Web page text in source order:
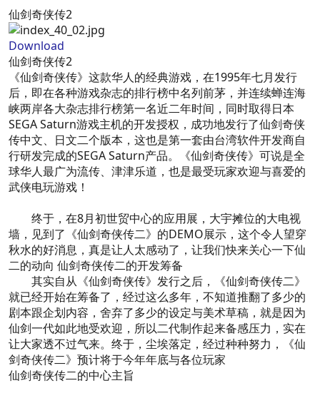
仙剑奇侠传2
Download
仙剑奇侠传2
《仙剑奇侠传》这款华人的经典游戏，在1995年七月发行
后，即在各种游戏杂志的排行榜中名列前茅，并连续蝉连海
峡两岸各大杂志排行榜第一名近二年时间，同时取得日本
SEGA Saturn游戏主机的开发授权，成功地发行了仙剑奇侠
传中文、日文二个版本，这也是第一套由台湾软件开发商自
行研发完成的SEGA Saturn产品。《仙剑奇侠传》可说是全
球华人最广为流传、津津乐道，也是最受玩家欢迎与喜爱的
武侠电玩游戏！
终于，在8月初世贸中心的应用展，大宇摊位的大电视
墙，见到了《仙剑奇侠传二》的DEMO展示，这个令人望穿
秋水的好消息，真是让人太感动了，让我们快来关心一下仙
二的动向 仙剑奇侠传二的开发筹备
其实自从《仙剑奇侠传》发行之后，《仙剑奇侠传二》
就已经开始在筹备了，经过这么多年，不知道推翻了多少的
剧本跟企划内容，舍弃了多少的设定与美术草稿，就是因为
仙剑一代如此地受欢迎，所以二代制作起来备感压力，实在
让大家透不过气来。终于，尘埃落定，经过种种努力，《仙
剑奇侠传二》预计将于今年年底与各位玩家
仙剑奇侠传二的中心主旨